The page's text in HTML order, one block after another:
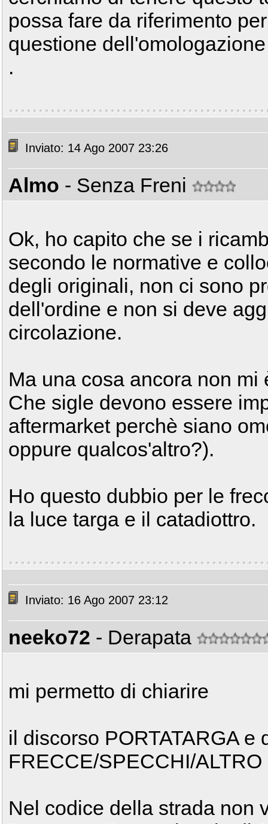
possa fare da riferimento
questione
.
Inviato: 14 Ago 2007 23:26
Almo - Senza Freni
Ok, ho capito che se i
secondo le normative e
degli originali, non ci sono
dell'ordine e non si deve
circolazione.
Ma una cosa ancora non mi
Che sigle devono essere
aftermarket perchè siano
oppure qualcos'altro?).
Ho questo dubbio per le
la luce targa e il catadiottro.
Inviato: 16 Ago 2007 23:12
neeko72 - Derapata
mi permetto di chiarire
il discorso PORTATARGA e
FRECCE/SPECCHI/
Nel codice della strada non